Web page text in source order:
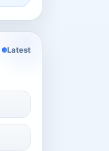
Latest